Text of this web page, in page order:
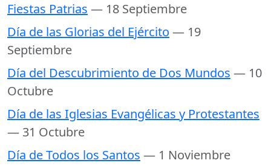
Fiestas Patrias — 18 Septiembre
Día de las Glorias del Ejército — 19
Septiembre
Día del Descubrimiento de Dos Mundos — 10
Octubre
Día de las Iglesias Evangélicas y Protestantes
— 31 Octubre
Día de Todos los Santos — 1 Noviembre